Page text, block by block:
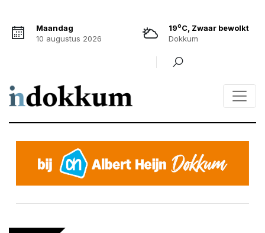
Maandag
10 augustus 2026
19oC, Zwaar bewolkt
Dokkum